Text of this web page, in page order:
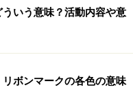
いう意味？活動内容や意
ボンマークの各色の意味